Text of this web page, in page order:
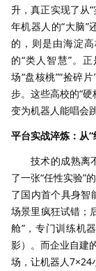
升，真正实现了从
年机器人的“大脑”
的，则是由海淀
的“类人智慧”。
场“盘核桃”“捡碎
步。这些高校的“
变为机器人能唱会
平台实战淬炼：从
技术的成熟离
了一张“任性实验”
了国内首个具身智
场景里疯狂试错；
舱”，专门训练机
影）。而企业自建
场，让机器人7×24